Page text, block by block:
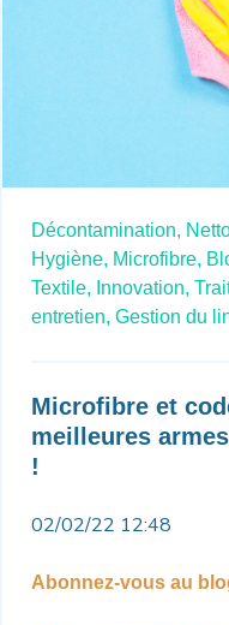
Décontamination,
Hygiène, Microfibre,
Textile, Innovation,
entretien, Gestion du
Microfibre et
meilleures
!
02/02/22 12:48
Abonnez-vous au